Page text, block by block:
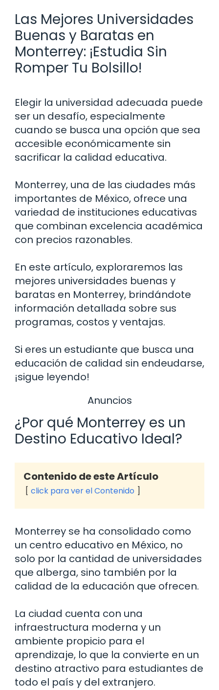
Las Mejores Universidades
Buenas y Baratas en
Monterrey: ¡Estudia Sin
Romper Tu Bolsillo!
Elegir la universidad adecuada puede
ser un desafío, especialmente
cuando se busca una opción que sea
accesible económicamente sin
sacrificar la calidad educativa.
Monterrey, una de las ciudades más
importantes de México, ofrece una
variedad de instituciones educativas
que combinan excelencia académica
con precios razonables.
En este artículo, exploraremos las
mejores universidades buenas y
baratas en Monterrey, brindándote
información detallada sobre sus
programas, costos y ventajas.
Si eres un estudiante que busca una
educación de calidad sin endeudarse,
¡sigue leyendo!
Anuncios
¿Por qué Monterrey es un
Destino Educativo Ideal?
Contenido de este Artículo
click para ver el Contenido
Monterrey se ha consolidado como
un centro educativo en México, no
solo por la cantidad de universidades
que alberga, sino también por la
calidad de la educación que ofrecen.
La ciudad cuenta con una
infraestructura moderna y un
ambiente propicio para el
aprendizaje, lo que la convierte en un
destino atractivo para estudiantes de
todo el país y del extranjero.